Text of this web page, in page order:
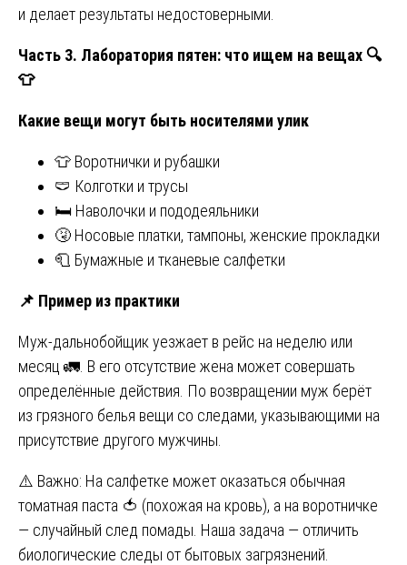
и делает результаты недостоверными.
Часть 3. Лаборатория пятен: что ищем на вещах 🔍
👕
Какие вещи могут быть носителями улик
👕 Воротнички и рубашки
🩲 Колготки и трусы
🛏️ Наволочки и пододеяльники
🤧 Носовые платки, тампоны, женские прокладки
🧻 Бумажные и тканевые салфетки
📌 Пример из практики
Муж-дальнобойщик уезжает в рейс на неделю или
месяц 🚛. В его отсутствие жена может совершать
определённые действия. По возвращении муж берёт
из грязного белья вещи со следами, указывающими на
присутствие другого мужчины.
⚠️ Важно: На салфетке может оказаться обычная
томатная паста 🍅 (похожая на кровь), а на воротничке
— случайный след помады. Наша задача — отличить
биологические следы от бытовых загрязнений.